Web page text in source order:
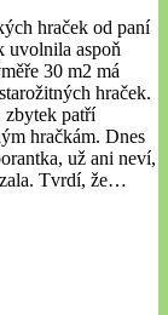
hraček od paní
uvolnila aspoň
30 m2 má
hraček.
zbytek patří
hračkám. Dnes
už ani neví,
Tvrdí, že…